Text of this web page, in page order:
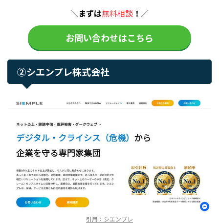
＼まずは無料相談 ！／
お問い合わせはこちら
②シエンプレ株式会社
引用：シエンプレ